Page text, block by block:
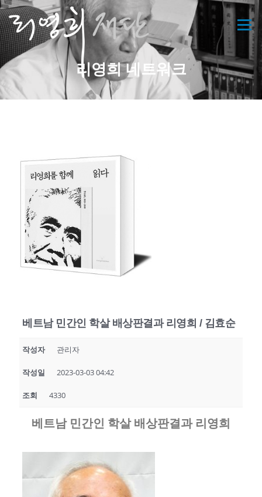
콘
텐
츠
로
바
로
가
기
메뉴
리영희 네트워크
베트남 민간인 학살 배상판결과 리영희 / 김효순
작성자 관리자
작성일 2023-03-03 04:42
조회 4330
베트남 민간인 학살 배상판결과 리영희